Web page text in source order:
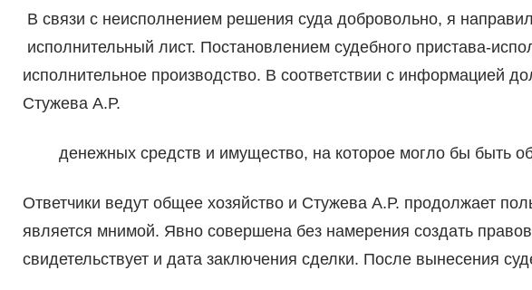
В связи с неисполнением решения суда добровольно, я
исполнительный лист. Постановлением судебного пристава-
исполнительное производство. В соответствии с информацией
Стужева А.Р.
денежных средств и имущество, на которое могло бы быть
Ответчики ведут общее хозяйство и Стужева А.Р. продолжает
является мнимой. Явно совершена без намерения создать
свидетельствует и дата заключения сделки. После вынесения